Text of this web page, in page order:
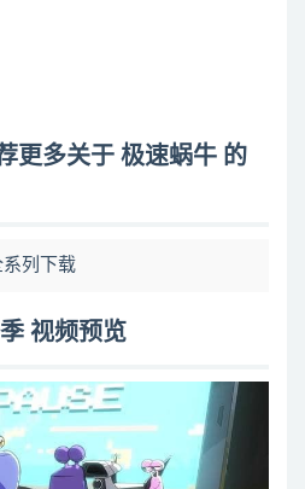
更多关于 极速蜗牛 的
列下载
视频预览